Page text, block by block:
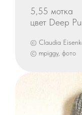
5,55 мотка
цвет Deep
© Claudia
© mpiggy, фото